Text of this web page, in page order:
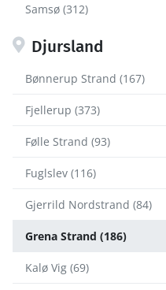
Samsø (312)
Djursland
Bønnerup Strand (167)
Fjellerup (373)
Følle Strand (93)
Fuglslev (116)
Gjerrild Nordstrand (84)
Grena Strand (186)
Kalø Vig (69)